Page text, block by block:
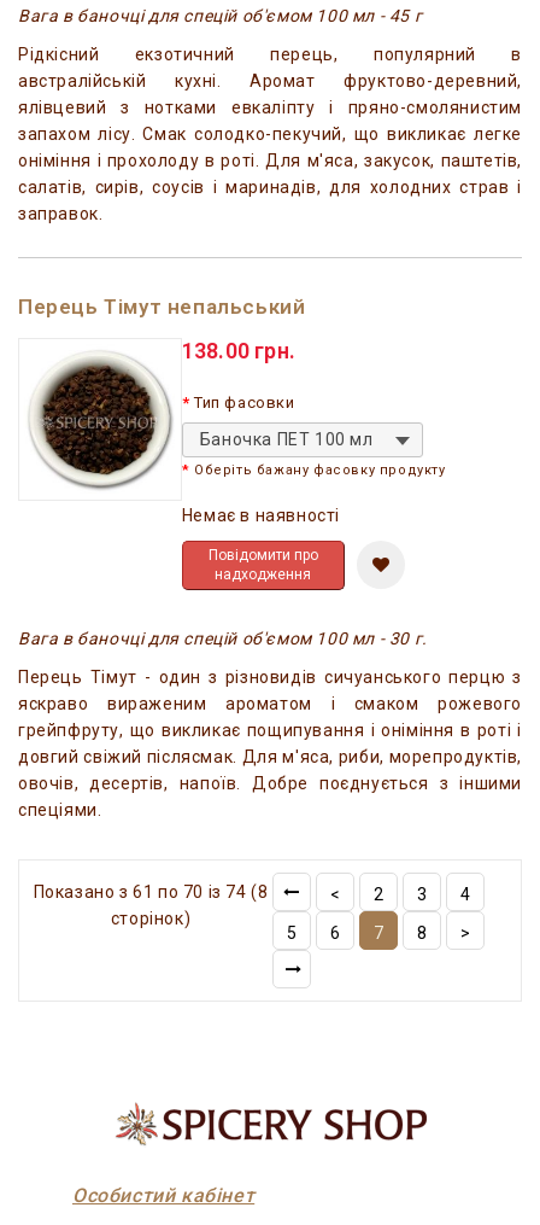
Вага в баночці для спецій об'ємом 100 мл - 45 г
Рідкісний екзотичний перець, популярний в
австралійській кухні. Аромат фруктово-деревний,
ялівцевий з нотками евкаліпту і пряно-смолянистим
запахом лісу. Смак солодко-пекучий, що викликає легке
оніміння і прохолоду в роті. Для м'яса, закусок, паштетів,
салатів, сирів, соусів і маринадів, для холодних страв і
заправок.
Перець Тімут непальський
138.00 грн.
Тип фасовки
Баночка ПЕТ 100 мл
Оберіть бажану фасовку продукту
Немає в наявності
Повідомити про
надходження
Вага в баночці для спецій об'ємом 100 мл - 30 г.
Перець Тімут - один з різновидів сичуанського перцю з
яскраво вираженим ароматом і смаком рожевого
грейпфруту, що викликає пощипування і оніміння в роті і
довгий свіжий післясмак. Для м'яса, риби, морепродуктів,
овочів, десертів, напоїв. Добре поєднується з іншими
спеціями.
Показано з 61 по 70 із 74 (8
сторінок)
< 2 3
4
5
6 7 8 >
Особистий кабінет